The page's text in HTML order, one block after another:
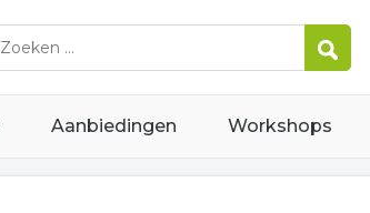
Aanbiedingen Workshops